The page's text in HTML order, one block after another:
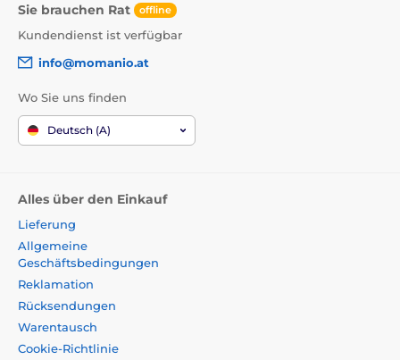
Sie brauchen Rat offline
Kundendienst ist verfügbar
info@momanio.at
Wo Sie uns finden
Deutsch (A)
Alles über den Einkauf
Lieferung
Allgemeine
Geschäftsbedingungen
Reklamation
Rücksendungen
Warentausch
Cookie-Richtlinie